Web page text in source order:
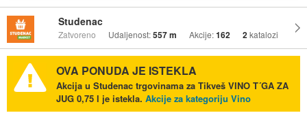
Studenac
Zatvoreno Udaljenost:557 m Akcije:162 2katalozi
OVA PONUDA JE ISTEKLA
Akcija u Studenac trgovinama za Tikveš VINO T´GA ZA
JUG 0,75 l je istekla. Akcije za kategoriju Vino